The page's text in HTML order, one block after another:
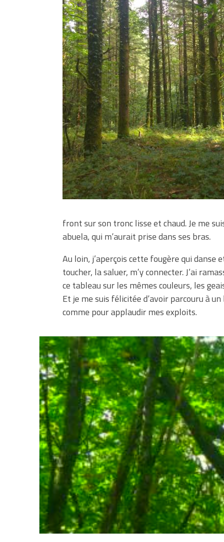
front sur son tronc lisse et chaud. Je me
abuela, qui m’aurait prise dans ses bras.
Au loin, j’aperçois cette fougère qui
toucher, la saluer, m’y connecter. J’ai
ce tableau sur les mêmes couleurs, les
Et je me suis félicitée d’avoir parcouru à
comme pour applaudir mes exploits.